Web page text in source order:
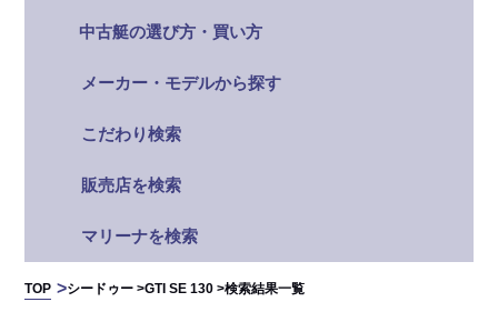
中古艇の選び方・買い方
メーカー・モデルから探す
こだわり検索
販売店を検索
マリーナを検索
TOP シードゥー >GTI SE 130 >検索結果一覧